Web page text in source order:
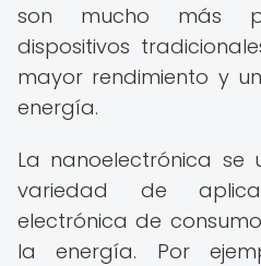
son mucho más
dispositivos
mayor rendimiento y
energía.
La nanoelectrónica se
variedad de
electrónica de
la energía. Por